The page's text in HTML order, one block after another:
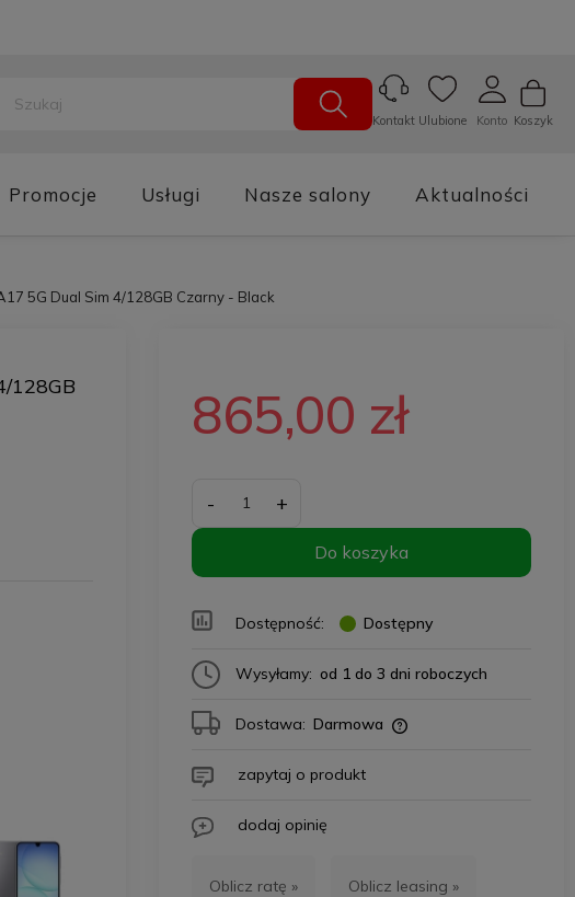
Koszyk
Konto
Ulubione
Kontakt
Promocje Usługi Nasze salony Aktualności
5G Dual Sim 4/128GB Czarny - Black
128GB
865,00 zł
- +
Do koszyka
Dostępność: Dostępny
Wysyłamy: od 1 do 3 dni roboczych
Dostawa: Darmowa
zapytaj o produkt
dodaj opinię
Oblicz ratę » Oblicz leasing »